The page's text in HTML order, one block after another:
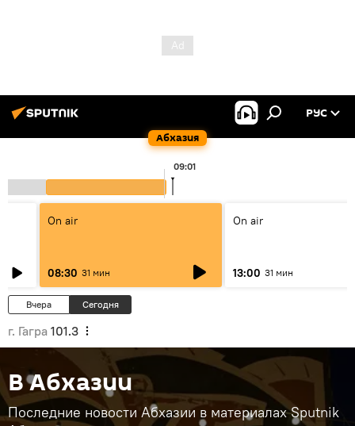
Абхазия
РУС
09:01
On air
08:30 31 мин
On air
13:00 31 мин
Вчера Сегодня
г. Гагра 101.3
В Абхазии
Последние новости Абхазии в материалах Sputnik